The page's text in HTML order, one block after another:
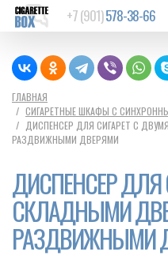
+7 (901)578-38-66
ГЛАВНАЯ
СИГАРЕТНЫЕ ШКАФЫ С
ДИСПЕНСЕР ДЛЯ СИГАРЕТ С
РАЗДВИЖНЫМИ ДВЕРЯМИ
ДИСПЕНСЕР ДЛЯ
СКЛАДНЫМИ
РАЗДВИЖНЫМИ